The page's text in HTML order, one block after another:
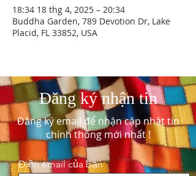
18:34 18 thg 4, 2025 – 20:34
Buddha Garden, 789 Devotion Dr, Lake
Placid, FL 33852, USA
Đăng ký nhận tin
Đăng ký email để nhận cập nhật tin
chính thống mới nhất !
Điền email của bạn